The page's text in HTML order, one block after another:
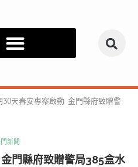
30天春安專案啟動 金門縣府致贈警
新聞
門縣府致贈警局385盒水